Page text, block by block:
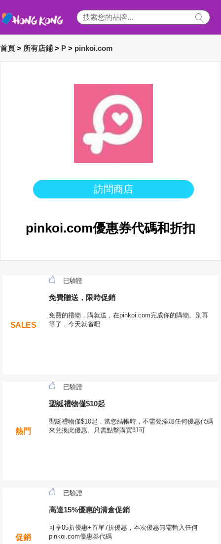
首頁 > 所有店鋪 > P > pinkoi.com
訪問商店
pinkoi.com優惠券代碼和折扣
SALES
已驗證
免費贈送，限時促銷
免費的禮物，購就送，在pinkoi.com完成你的購物。別再
等了，今天就省吧
熱門
已驗證
聖誕禮物僅$10起
聖誕禮物僅$10起，當您結帳時，不需要添加任何優惠代碼
來兌換此優惠。只需點擊購買即可
促銷
已驗證
高達15%優惠的清倉促銷
可享85折優惠+首單7折優惠，本次優惠無需輸入任何
pinkoi.com優惠券代碼